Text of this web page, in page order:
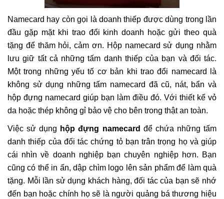
Namecard hay còn gọi là doanh thiếp được dùng trong lần
đầu gặp mặt khi trao đổi kinh doanh hoặc gửi theo quà
tặng để thăm hỏi, cảm ơn. Hộp namecard sử dụng nhằm
lưu giữ tất cả những tấm danh thiếp của bạn và đối tác.
Một trong những yếu tố cơ bản khi trao đổi namecard là
không sử dụng những tấm namecard đã cũ, nát, bẩn và
hộp đựng namecard giúp bạn làm điều đó. Với thiết kế vỏ
da hoặc thép không gỉ bảo vệ cho bên trong thật an toàn.
Việc sử dụng hộp đựng namecard để chứa những tấm
danh thiếp của đối tác chứng tỏ bạn trân trọng họ và giúp
cái nhìn về doanh nghiệp bạn chuyên nghiệp hơn. Bạn
cũng có thể in ấn, dập chìm logo lên sản phẩm để làm quà
tặng. Mỗi lần sử dụng khách hàng, đối tác của bạn sẽ nhớ
đến bạn hoặc chính họ sẽ là người quảng bá thương hiệu